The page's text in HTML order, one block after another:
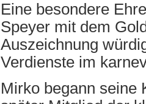
Eine besondere
Speyer mit dem
Auszeichnung
Verdienste im
Mirko begann seine